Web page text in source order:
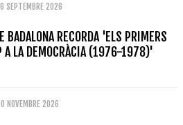
2026
BADALONA RECORDA 'ELS PRIMERS
A LA DEMOCRÀCIA (1976-1978)'
2026